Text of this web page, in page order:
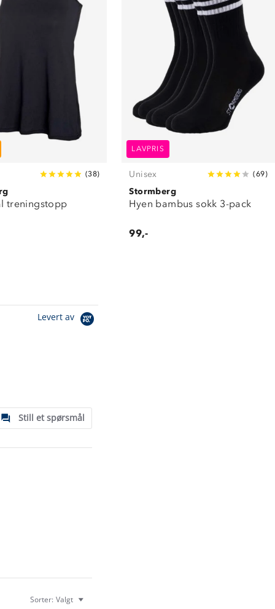
(38)
treningstopp
LAVPRIS
Unisex (69)
Stormberg
Hyen bambus sokk 3-pack
99,-
Levert av
Still et spørsmål
Sorter: Valgt